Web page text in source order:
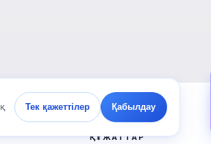
ҚҰЖАТТАР
Тек қажеттілер Қабылдау